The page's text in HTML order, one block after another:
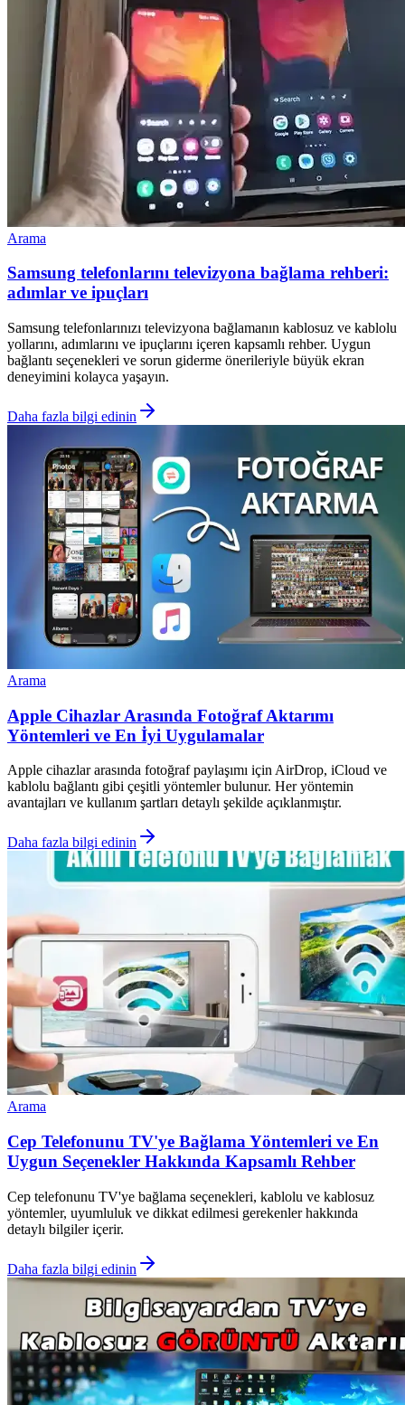
Arama
Samsung telefonlarını televizyona bağlama rehberi:
adımlar ve ipuçları
Samsung telefonlarınızı televizyona bağlamanın kablosuz ve kablolu
yollarını, adımlarını ve ipuçlarını içeren kapsamlı rehber. Uygun
bağlantı seçenekleri ve sorun giderme önerileriyle büyük ekran
deneyimini kolayca yaşayın.
Daha fazla bilgi edinin
Arama
Apple Cihazlar Arasında Fotoğraf Aktarımı
Yöntemleri ve En İyi Uygulamalar
Apple cihazlar arasında fotoğraf paylaşımı için AirDrop, iCloud ve
kablolu bağlantı gibi çeşitli yöntemler bulunur. Her yöntemin
avantajları ve kullanım şartları detaylı şekilde açıklanmıştır.
Daha fazla bilgi edinin
Arama
Cep Telefonunu TV'ye Bağlama Yöntemleri ve En
Uygun Seçenekler Hakkında Kapsamlı Rehber
Cep telefonunu TV'ye bağlama seçenekleri, kablolu ve kablosuz
yöntemler, uyumluluk ve dikkat edilmesi gerekenler hakkında
detaylı bilgiler içerir.
Daha fazla bilgi edinin